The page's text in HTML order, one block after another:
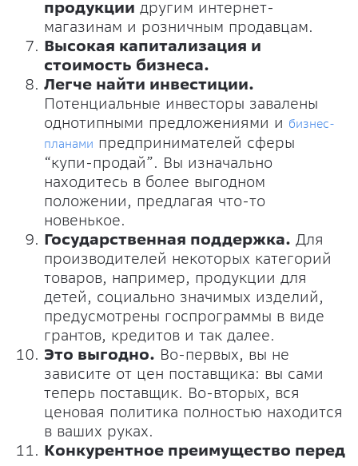
продукции другим интернет-
магазинам и розничным продавцам.
Высокая капитализация и
стоимость бизнеса.
Легче найти инвестиции.
Потенциальные инвесторы завалены
однотипными предложениями и бизнес-
планами предпринимателей сферы
“купи-продай”. Вы изначально
находитесь в более выгодном
положении, предлагая что-то
новенькое.
Государственная поддержка. Для
производителей некоторых категорий
товаров, например, продукции для
детей, социально значимых изделий,
предусмотрены госпрограммы в виде
грантов, кредитов и так далее.
Это выгодно. Во-первых, вы не
зависите от цен поставщика: вы сами
теперь поставщик. Во-вторых, вся
ценовая политика полностью находится
в ваших руках.
Конкурентное преимущество перед